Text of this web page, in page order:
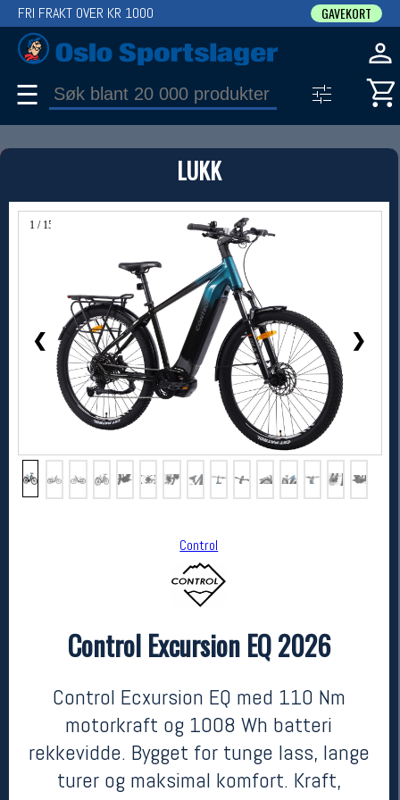
LUKK
1 / 15
❮ ❯
Control
Control Excursion EQ 2026
Control Ecxursion EQ med 110 Nm
motorkraft og 1008 Wh batteri
rekkevidde. Bygget for tunge lass, lange
turer og maksimal komfort. Kraft,
FRI FRAKT OVER KR 1000 GAVEKORT
☰
PRODUKT
Produkter (1)
Bruk filter til å spisse søket
Control
Control Excursion EQ 2026
kr 29990